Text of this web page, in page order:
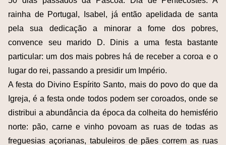
rainha de Portugal, Isabel, já então apelidada de santa
pela sua dedicação a minorar a fome dos pobres,
convence seu marido D. Dinis a uma festa bastante
particular: um dos mais pobres há de receber a coroa e o
lugar do rei, passando a presidir um Império.
A festa do Divino Espírito Santo, mais do povo do que da
Igreja, é a festa onde todos podem ser coroados, onde se
distribui a abundância da época da colheita do hemisfério
norte: pão, carne e vinho povoam as ruas de todas as
freguesias açorianas, tabuleiros de pães correm as ruas